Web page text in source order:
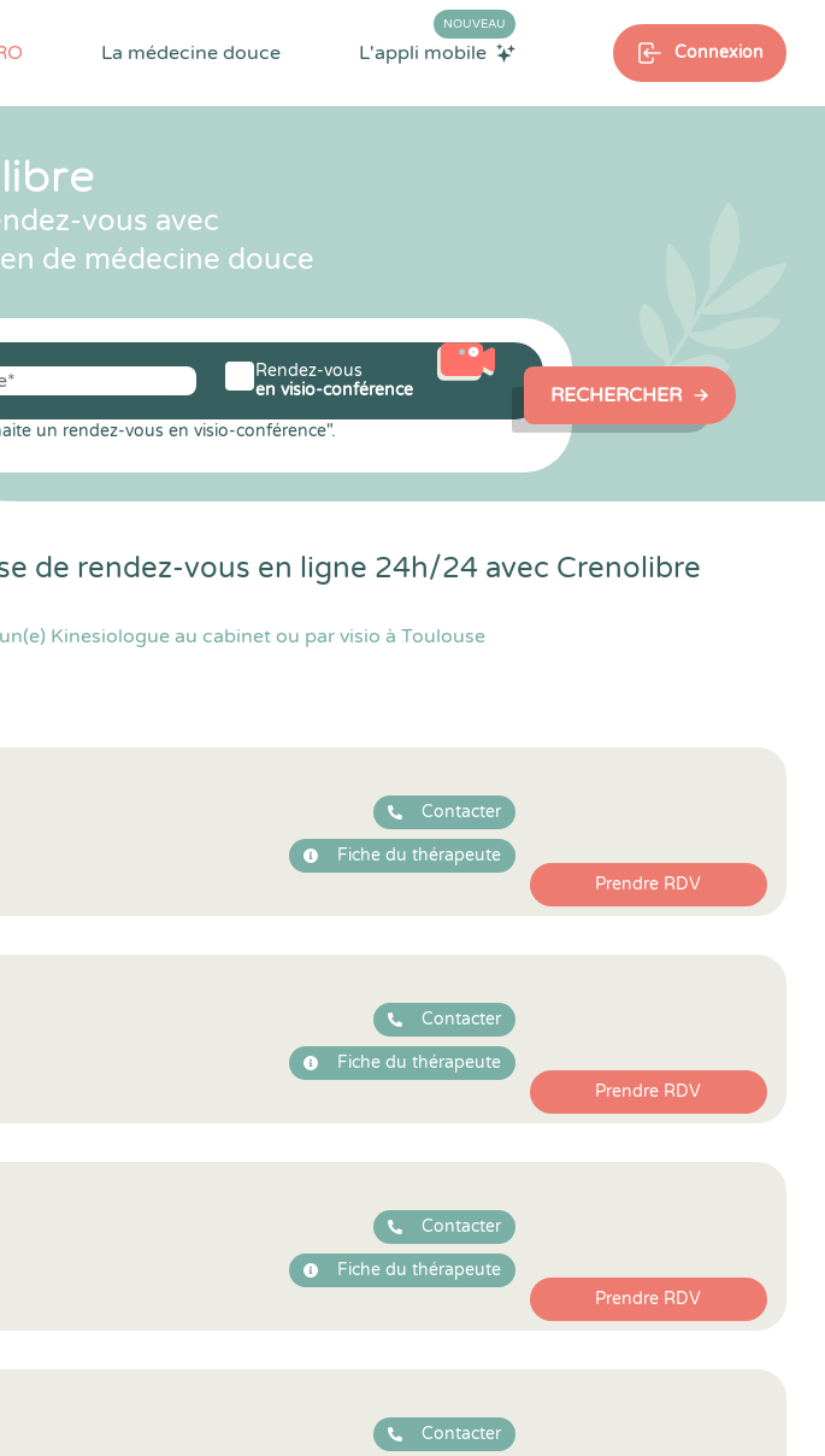
La médecine douce L'appli mobile
NOUVEAU
Connexion
vous avec
de médecine douce
un rendez-vous en visio-conférence".
Rendez-vous
en visio-conférence
RECHERCHER
de rendez-vous en ligne 24h/24 avec Crenolibre
Kinesiologue au cabinet ou par visio à Toulouse
Contacter
Fiche du thérapeute
Prendre RDV
Contacter
Fiche du thérapeute
Prendre RDV
Contacter
Fiche du thérapeute
Prendre RDV
Contacter